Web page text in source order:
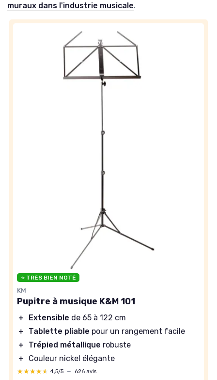
muraux dans l'industrie musicale.
⭐ TRÈS BIEN NOTÉ
KM
Pupitre à musique K&M 101
＋ Extensible de 65 à 122 cm
＋
Tablette pliable pour un rangement facile
＋
Trépied métallique robuste
＋
Couleur nickel élégante
★★★★★
★★★★★ 4,5/5 — 626 avis